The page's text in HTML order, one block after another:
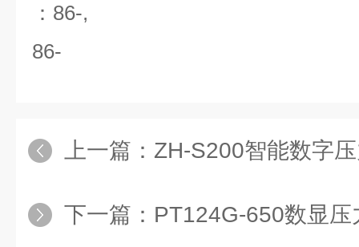
：86-,
86-
上一篇： ZH-S200智能数字
下一篇： PT124G-650数显压